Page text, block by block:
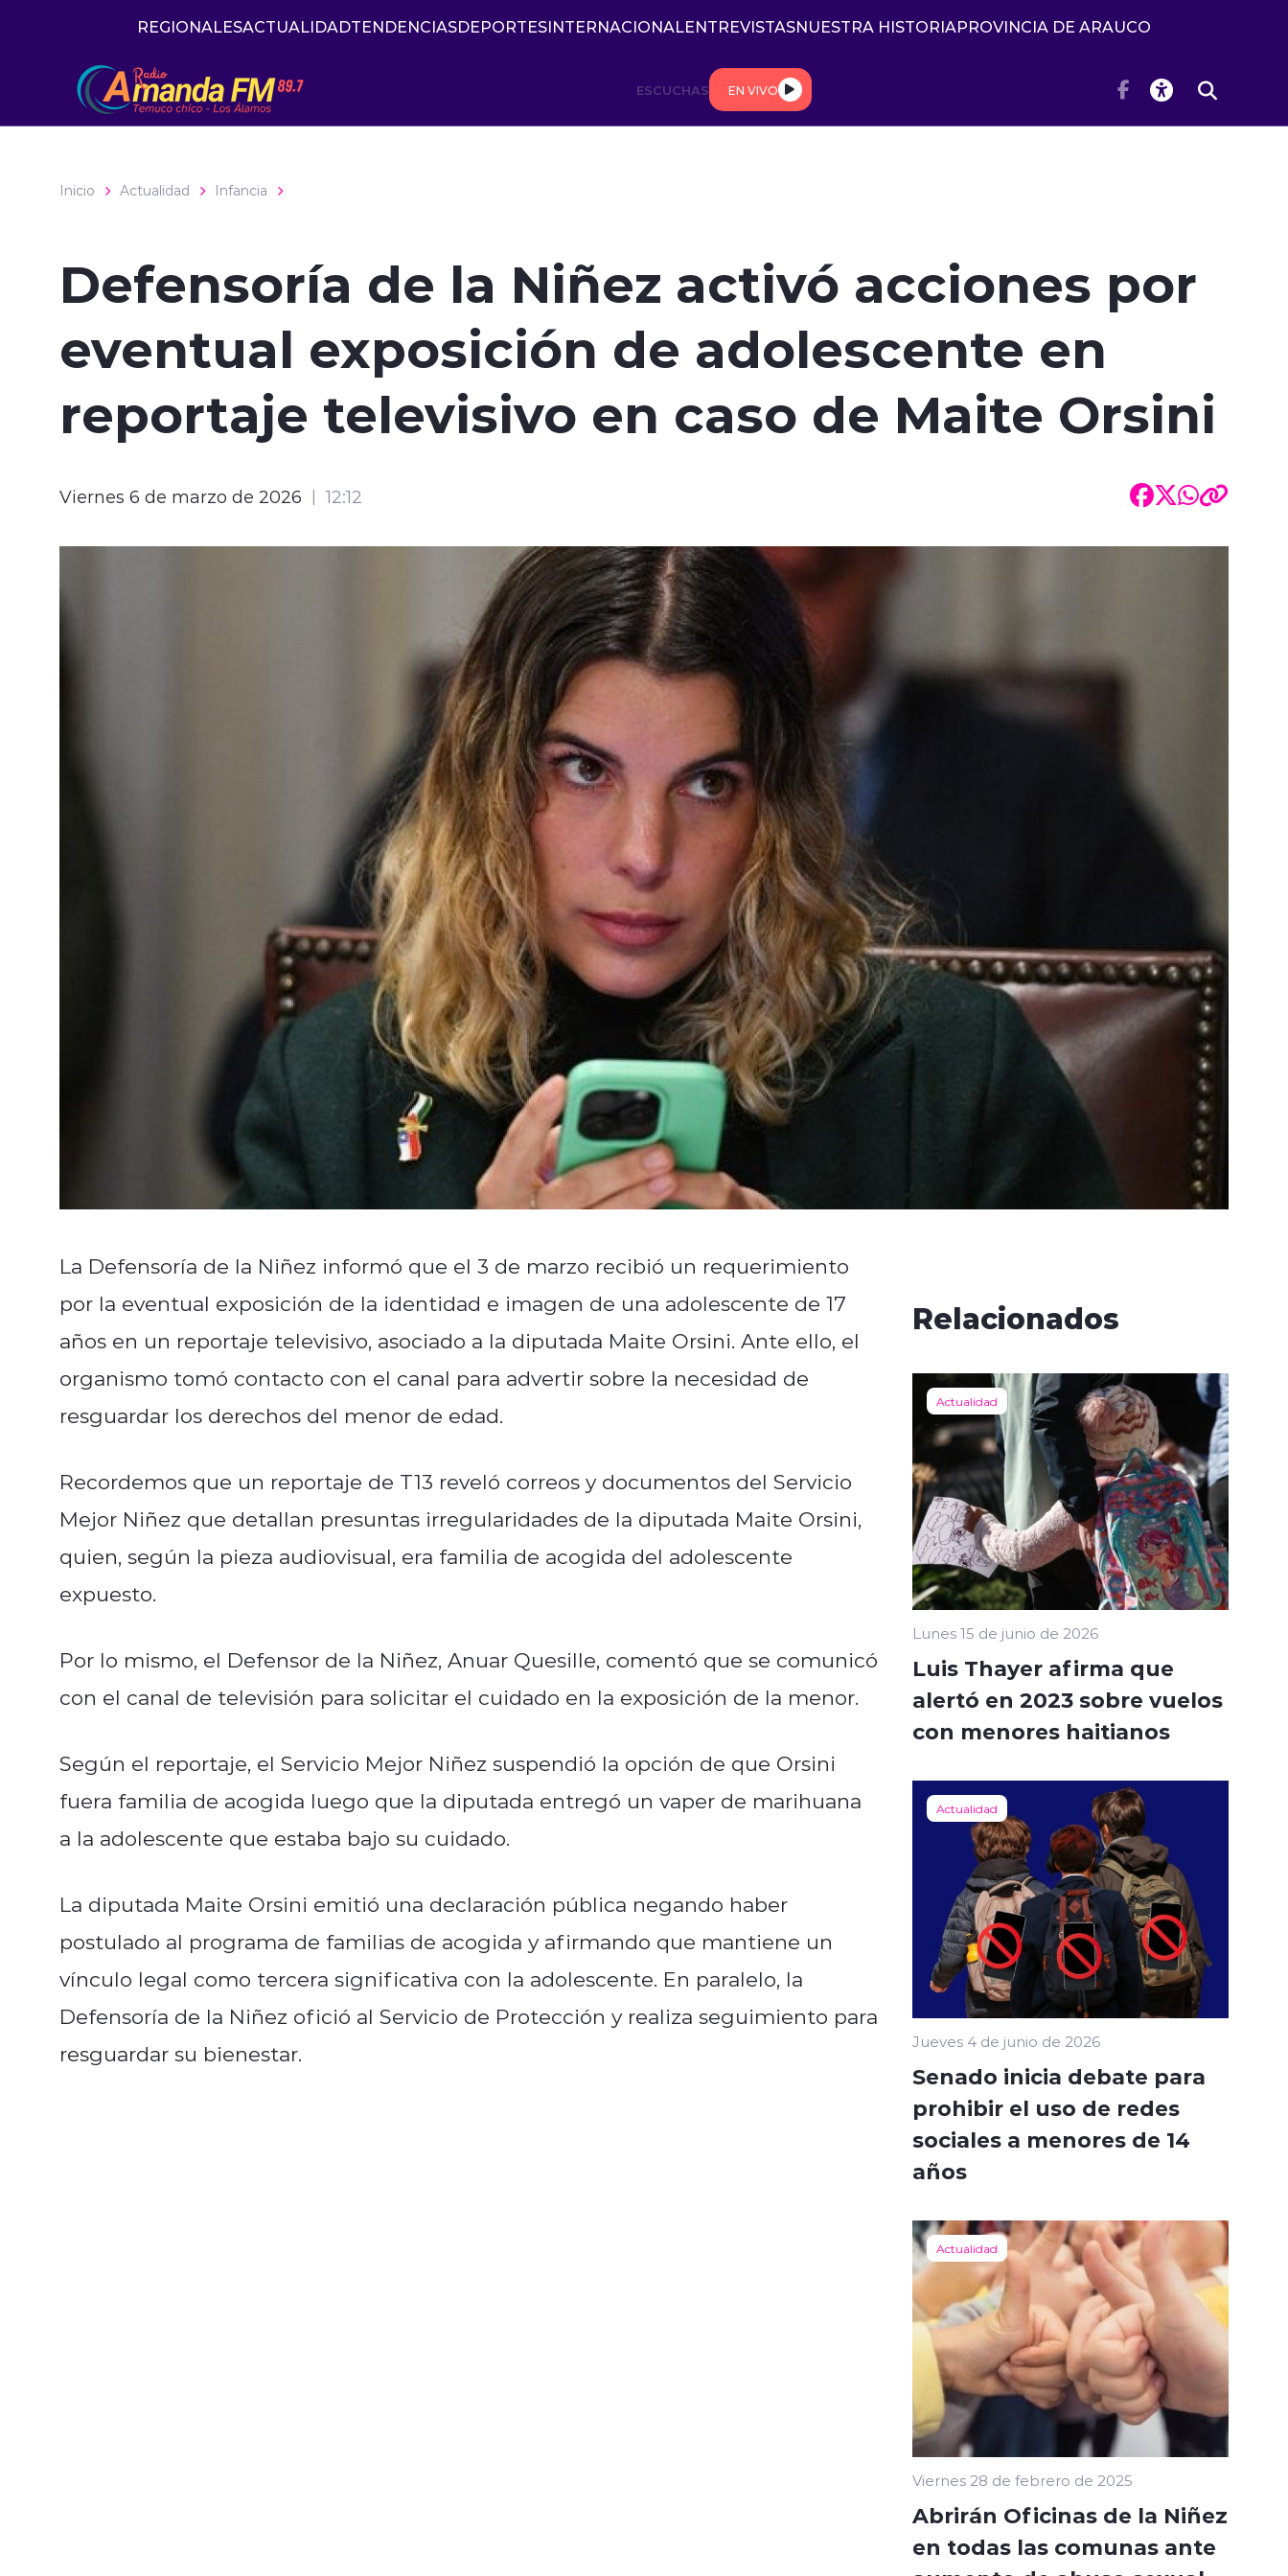
REGIONALESACTUALIDADTENDENCIASDEPORTESINTERNACIONALENTREVISTASNUESTRA HISTORIAPROVINCIA DE ARAUCO
ESCUCHAS EN VIVO
Inicio Actualidad Infancia
Defensoría de la Niñez activó acciones por
eventual exposición de adolescente en
reportaje televisivo en caso de Maite Orsini
Viernes 6 de marzo de 2026 12:12
La Defensoría de la Niñez informó que el 3 de marzo recibió un requerimiento
por la eventual exposición de la identidad e imagen de una adolescente de 17
años en un reportaje televisivo, asociado a la diputada Maite Orsini. Ante ello, el
organismo tomó contacto con el canal para advertir sobre la necesidad de
resguardar los derechos del menor de edad.
Recordemos que un reportaje de T13 reveló correos y documentos del Servicio
Mejor Niñez que detallan presuntas irregularidades de la diputada Maite Orsini,
quien, según la pieza audiovisual, era familia de acogida del adolescente
expuesto.
Por lo mismo, el Defensor de la Niñez, Anuar Quesille, comentó que se comunicó
con el canal de televisión para solicitar el cuidado en la exposición de la menor.
Según el reportaje, el Servicio Mejor Niñez suspendió la opción de que Orsini
fuera familia de acogida luego que la diputada entregó un vaper de marihuana
a la adolescente que estaba bajo su cuidado.
La diputada Maite Orsini emitió una declaración pública negando haber
postulado al programa de familias de acogida y afirmando que mantiene un
vínculo legal como tercera significativa con la adolescente. En paralelo, la
Defensoría de la Niñez ofició al Servicio de Protección y realiza seguimiento para
resguardar su bienestar.
Relacionados
Actualidad
Lunes 15 de junio de 2026
Luis Thayer afirma que
alertó en 2023 sobre vuelos
con menores haitianos
Actualidad
Jueves 4 de junio de 2026
Senado inicia debate para
prohibir el uso de redes
sociales a menores de 14
años
Actualidad
Viernes 28 de febrero de 2025
Abrirán Oficinas de la Niñez
en todas las comunas ante